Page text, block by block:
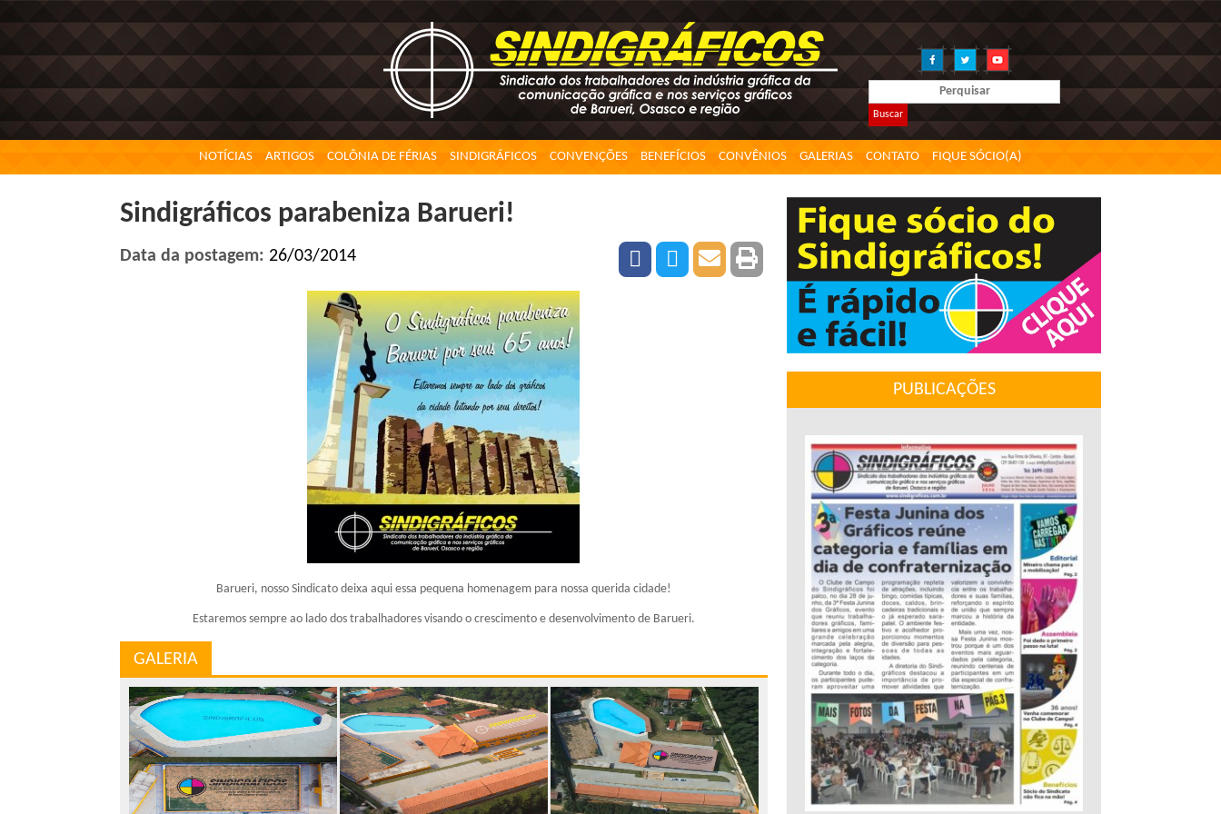
Buscar
NOTÍCIAS ARTIGOS COLÔNIA DE FÉRIAS SINDIGRÁFICOS CONVENÇÕES BENEFÍCIOS CONVÊNIOS GALERIAS CONTATO FIQUE SÓCIO(A)
Sindigráficos parabeniza Barueri!
Data da postagem: 26/03/2014
Barueri, nosso Sindicato deixa aqui essa pequena homenagem para nossa querida cidade!
Estaremos sempre ao lado dos trabalhadores visando o crescimento e desenvolvimento de Barueri.
GALERIA
PUBLICAÇÕES